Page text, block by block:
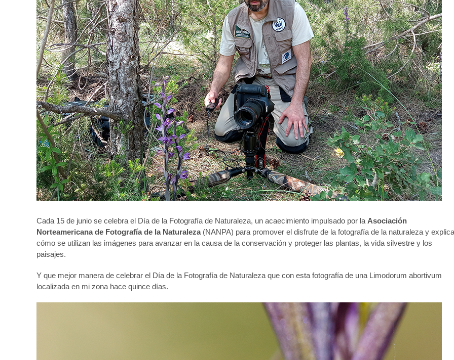
Cada 15 de junio se celebra el Día de la Fotografía de Naturaleza, un acaecimiento impulsado por la Asociación
Norteamericana de Fotografía de la Naturaleza(NANPA) para promover el disfrute de la fotografía de la naturaleza y
cómo se utilizan las imágenes para avanzar en la causa de la conservación y proteger las plantas, la vida silvestre y los
paisajes.
Y que mejor manera de celebrar el Día de la Fotografía de Naturaleza que con esta fotografía de una Limodorum abortivum
localizada en mi zona hace quince días.